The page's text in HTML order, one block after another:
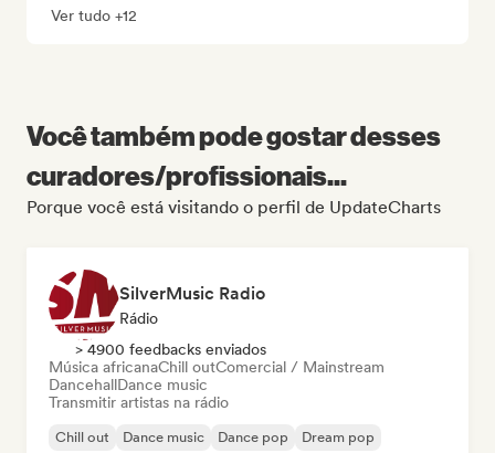
Ver tudo +12
Você também pode gostar desses
curadores/profissionais...
Porque você está visitando o perfil de UpdateCharts
SilverMusic Radio
Rádio
> 4900 feedbacks enviados
Música africanaChill outComercial / Mainstream
DancehallDance music
Transmitir artistas na rádio
Chill out Dance music Dance pop Dream pop